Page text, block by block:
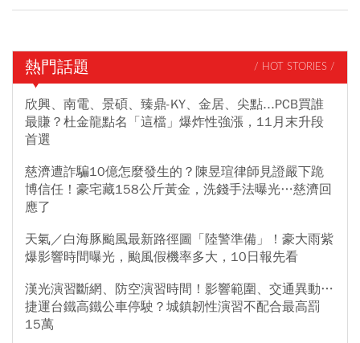
熱門話題 / HOT STORIES /
欣興、南電、景碩、臻鼎-KY、金居、尖點...PCB買誰
最賺？杜金龍點名「這檔」爆炸性強漲，11月末升段
首選
慈濟遭詐騙10億怎麼發生的？陳昱瑄律師見證嚴下跪
博信任！豪宅藏158公斤黃金，洗錢手法曝光…慈濟回
應了
天氣／白海豚颱風最新路徑圖「陸警準備」！豪大雨紫
爆影響時間曝光，颱風假機率多大，10日報先看
漢光演習斷網、防空演習時間！影響範圍、交通異動…
捷運台鐵高鐵公車停駛？城鎮韌性演習不配合最高罰
15萬